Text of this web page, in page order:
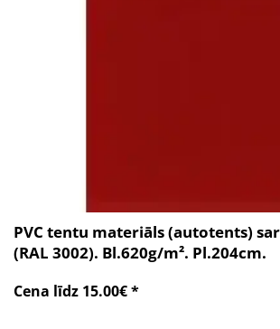
PVC tentu materiāls (autotents)
(RAL 3002). Bl.620g/m². Pl.204cm.
Cena līdz 15.00€ *